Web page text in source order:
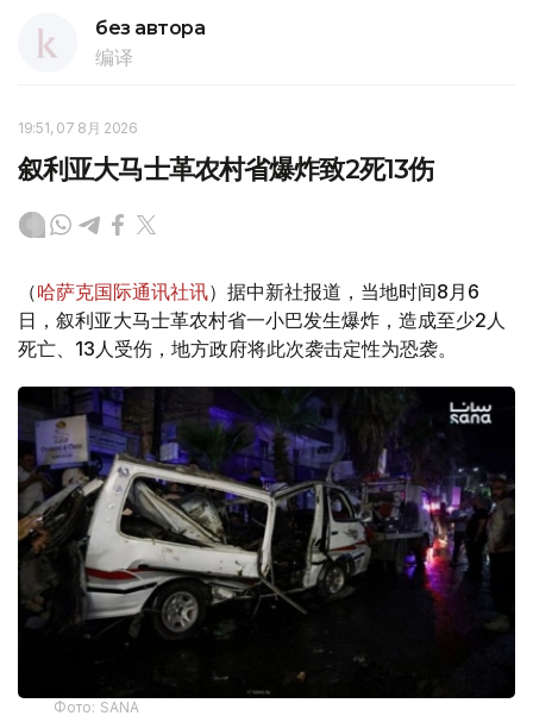
без автора
编译
19:51, 07 8月 2026
叙利亚大马士革农村省爆炸致2死13伤
（哈萨克国际通讯社讯）据中新社报道，当地时间8月6
日，叙利亚大马士革农村省一小巴发生爆炸，造成至少2人
死亡、13人受伤，地方政府将此次袭击定性为恐袭。
Фото: SANA